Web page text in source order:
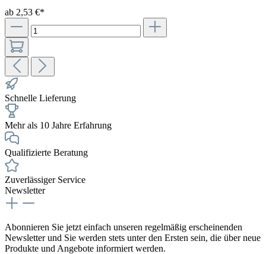
ab 2,53 €*
Schnelle Lieferung
Mehr als 10 Jahre Erfahrung
Qualifizierte Beratung
Zuverlässiger Service
Newsletter
Abonnieren Sie jetzt einfach unseren regelmäßig erscheinenden
Newsletter und Sie werden stets unter den Ersten sein, die über neue
Produkte und Angebote informiert werden.